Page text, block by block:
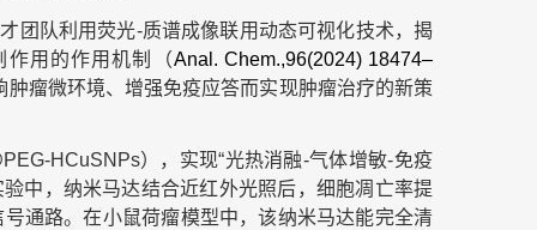
团队利用荧光-质谱成像联用动态可视化技术，揭
作用的作用机制（Anal. Chem.,96(2024) 18474–
瘤微环境、增强免疫应答而实现肿瘤治疗的新策
HCuSNPs），实现“光热消融-气体增敏-免疫
中，纳米马达结合近红外光照后，细胞凋亡率提
通路。在小鼠荷瘤模型中，该纳米马达能完全清